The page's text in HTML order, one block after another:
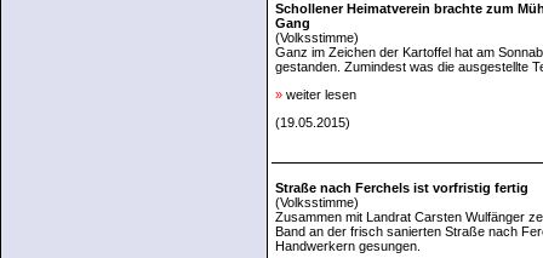
Schollener Heimatverein brachte zum
Gang
(Volksstimme)
Ganz im Zeichen der Kartoffel hat am
gestanden. Zumindest was die ausgestellte
» weiter lesen
(19.05.2015)
Straße nach Ferchels ist vorfristig fertig
(Volksstimme)
Zusammen mit Landrat Carsten Wulfänger
Band an der frisch sanierten Straße nach
Handwerkern gesungen.